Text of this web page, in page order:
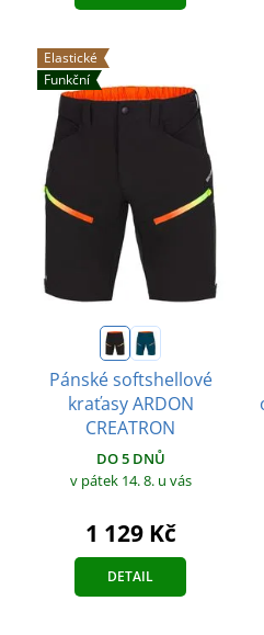
Elastické
Funkční
Pánské softshellové
kraťasy ARDON
CREATRON
DO 5 DNŮ
v pátek 14. 8. u vás
1 129 Kč
DETAIL